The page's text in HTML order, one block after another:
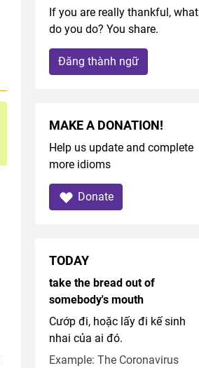
If you are really thankful, what
do you do? You share.
Đăng thành ngữ
MAKE A DONATION!
Help us update and complete
more idioms
Donate
TODAY
take the bread out of
somebody's mouth
Cướp đi, hoặc lấy đi kế sinh
nhai của ai đó.
Example: The Coronavirus